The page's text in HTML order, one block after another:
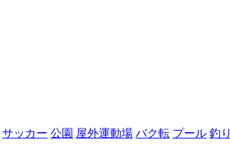
サッカー 公園 屋外運動場 バク転 プール 釣り